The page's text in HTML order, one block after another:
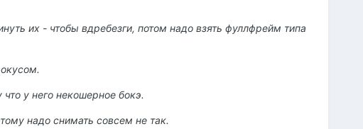
их - чтобы вдребезги, потом надо взять фуллфрейм типа
у него некошерное бокэ.
надо снимать совсем не так.